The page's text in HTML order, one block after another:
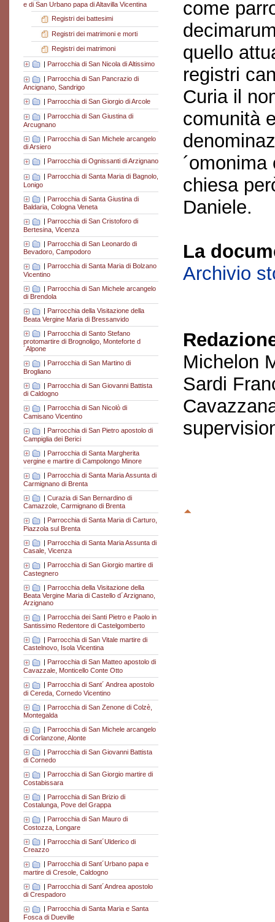
e di San Urbano papa di Altavilla Vicentina
Registri dei battesimi
Registri dei matrimoni e morti
Registri dei matrimoni
| Parrocchia di San Nicola di Altissimo
Parrocchia di San Pancrazio di
Ancignano, Sandrigo
| Parrocchia di San Giorgio di Arcole
Parrocchia di San Giustina di
Arcugnano
| Parrocchia di San Michele arcangelo
di Arsiero
Parrocchia di Ognissanti di Arzignano
| Parrocchia di Santa Maria di Bagnolo,
Lonigo
| Parrocchia di Santa Giustina di
Baldaria, Cologna Veneta
| Parrocchia di San Cristoforo di
Bertesina, Vicenza
| Parrocchia di San Leonardo di
Bevadoro, Campodoro
| Parrocchia di Santa Maria di Bolzano
Vicentino
| Parrocchia di San Michele arcangelo
di Brendola
Parrocchia della Visitazione della
Beata Vergine Maria di Bressanvido
| Parrocchia di Santo Stefano
protomartire di Brognoligo, Monteforte d
´Alpone
Parrocchia di San Martino di
Brogliano
| Parrocchia di San Giovanni Battista
di Caldogno
Parrocchia di San Nicolò di
Camisano Vicentino
| Parrocchia di San Pietro apostolo di
Campiglia dei Berici
| Parrocchia di Santa Margherita
vergine e martire di Campolongo Minore
| Parrocchia di Santa Maria Assunta di
Carmignano di Brenta
| Curazia di San Bernardino di
Camazzole, Carmignano di Brenta
| Parrocchia di Santa Maria di Carturo,
Piazzola sul Brenta
| Parrocchia di Santa Maria Assunta di
Casale, Vicenza
Parrocchia di San Giorgio martire di
Castegnero
| Parrocchia della Visitazione della
Beata Vergine Maria di Castello d´Arzignano,
Arzignano
Parrocchia dei Santi Pietro e Paolo in
Santissimo Redentore di Castelgomberto
| Parrocchia di San Vitale martire di
Castelnovo, Isola Vicentina
Parrocchia di San Matteo apostolo di
Cavazzale, Monticello Conte Otto
| Parrocchia di Sant´ Andrea apostolo
di Cereda, Cornedo Vicentino
| Parrocchia di San Zenone di Colzè,
Montegalda
| Parrocchia di San Michele arcangelo
di Corlanzone, Alonte
| Parrocchia di San Giovanni Battista
di Cornedo
Parrocchia di San Giorgio martire di
Costabissara
| Parrocchia di San Brizio di
Costalunga, Pove del Grappa
Parrocchia di San Mauro di
Costozza, Longare
| Parrocchia di Sant´Ulderico di
Creazzo
Parrocchia di Sant´Urbano papa e
martire di Cresole, Caldogno
| Parrocchia di Sant´Andrea apostolo
di Crespadoro
Parrocchia di Santa Maria e Santa
Fosca di Dueville
come
quello
registri
Curia il
comunità
chiesa
Daniele.
La
Archivio
Michelon
Sardi